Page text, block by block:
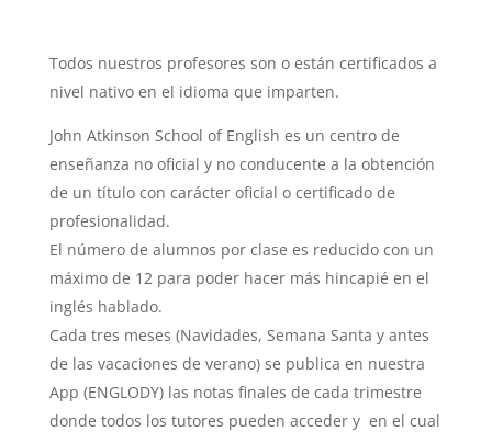
Todos nuestros profesores son o están certificados a
nivel nativo en el idioma que imparten.
John Atkinson School of English es un centro de
enseñanza no oficial y no conducente a la obtención
de un título con carácter oficial o certificado de
profesionalidad.
El número de alumnos por clase es reducido con un
máximo de 12 para poder hacer más hincapié en el
inglés hablado.
Cada tres meses (Navidades, Semana Santa y antes
de las vacaciones de verano) se publica en nuestra
App (ENGLODY) las notas finales de cada trimestre
donde todos los tutores pueden acceder y en el cual